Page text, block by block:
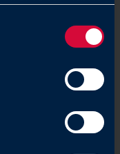
weiterhin nutzen.